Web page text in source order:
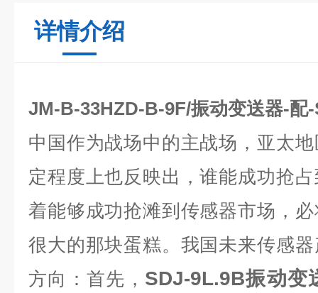
详情介绍
JM-B-33HZD-B-9F/振动变送器-配
中国作为战场中的主战场，亚太
定程度上也反映出，谁能成功抢
着能够成功抢滩到传感器市场，
很大的那块蛋糕。我国未来传感
方向：首先， SDJ-9L.9B振动变